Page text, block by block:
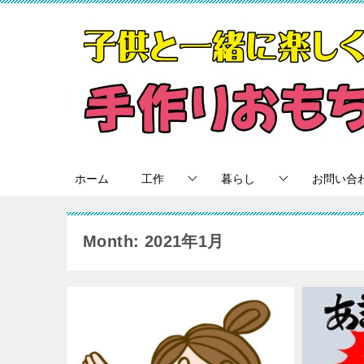
ホーム 工作 暮らし お問い合
Month: 2021年1月